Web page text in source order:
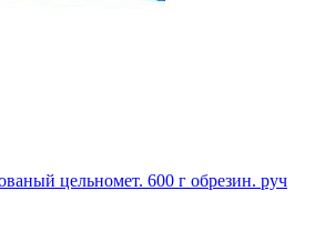
цельномет. 600 г обрезин. руч